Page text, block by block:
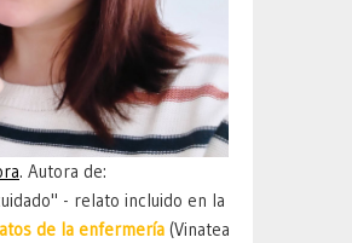
. Autora de:
- relato incluido en la
de la enfermería (Vinatea